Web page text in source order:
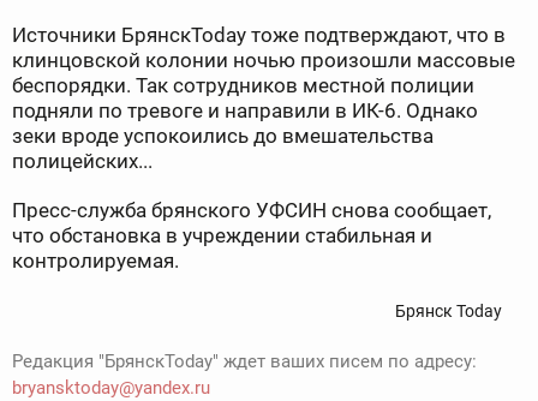
Источники БрянскToday тоже подтверждают, что в
клинцовской колонии ночью произошли массовые
беспорядки. Так сотрудников местной полиции
подняли по тревоге и направили в ИК-6. Однако
зеки вроде успокоились до вмешательства
полицейских...
Пресс-служба брянского УФСИН снова сообщает,
что обстановка в учреждении стабильная и
контролируемая.
Брянск Today
Редакция "БрянскToday" ждет ваших писем по адресу:
bryansktoday@yandex.ru